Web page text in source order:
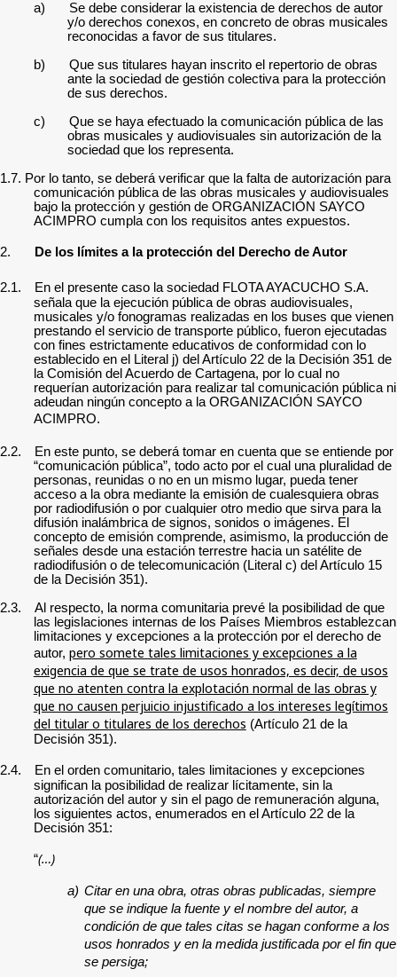
a)
Se debe considerar la existencia de derechos de autor
y/o derechos conexos, en concreto de obras musicales
reconocidas a favor de sus titulares.
b)
Que sus titulares hayan inscrito el repertorio de obras
ante la sociedad de gestión colectiva para la protección
de sus derechos.
c)
Que se haya efectuado la comunicación pública de las
obras musicales y audiovisuales sin autorización de la
sociedad que los representa.
1.7. Por lo tanto, se deberá verificar que la falta de autorización para
comunicación pública de las obras musicales y audiovisuales
bajo la protección y gestión de ORGANIZACIÓN SAYCO
ACIMPRO cumpla con los requisitos antes expuestos.
2. De los límites a la protección del Derecho de Autor
2.1. En el presente caso la sociedad FLOTA AYACUCHO S.A.
señala que la ejecución pública de obras audiovisuales,
musicales y/o fonogramas realizadas en los buses que vienen
prestando el servicio de transporte público, fueron ejecutadas
con fines estrictamente educativos de conformidad con lo
establecido en el Literal j) del Artículo 22 de la Decisión 351 de
la Comisión del Acuerdo de Cartagena, por lo cual no
requerían autorización para realizar tal comunicación públicani
adeudan ningún concepto a la ORGANIZACIÓN SAYCO
ACIMPRO.
2.2. En este punto, se deberá tomar en cuenta que se entiende por
“comunicación pública”, todo acto por el cual una pluralidad de
personas, reunidas o no en un mismo lugar, pueda tener
acceso a la obra mediante la emisión de cualesquiera obras
por radiodifusión o por cualquier otro medio que sirva para la
difusión inalámbrica de signos, sonidos o imágenes. El
concepto de emisión comprende, asimismo, la producción de
señales desde una estación terrestre hacia un satélite de
radiodifusión o de telecomunicación (Literal c) del Artículo 15
de la Decisión 351).
2.3.
Al respecto, la norma comunitaria prevé la posibilidad de que
las legislaciones internas de los Países Miembros establezcan
limitaciones y excepciones a la protección por el derecho de
autor, pero somete tales limitaciones y excepciones a la
exigencia de que se trate de usos honrados, es decir, de usos
que no atenten contra la explotación normal de las obras y
que no causen perjuicio injustificado a los intereses legítimos
del titular o titulares de los derechos (Artículo 21 de la
Decisión 351).
2.4.
En el orden comunitario, tales limitaciones y excepciones
significan la posibilidad de realizar lícitamente, sin la
autorización del autor y sin el pago de remuneración alguna,
los siguientes actos, enumerados en el Artículo 22 de la
Decisión 351:
“(…)
a) Citar en una obra, otras obras publicadas, siempre
que se indique la fuente y el nombre del autor, a
condición de que tales citas se hagan conforme a los
usos honrados y en la medida justificada por el fin que
se persiga;